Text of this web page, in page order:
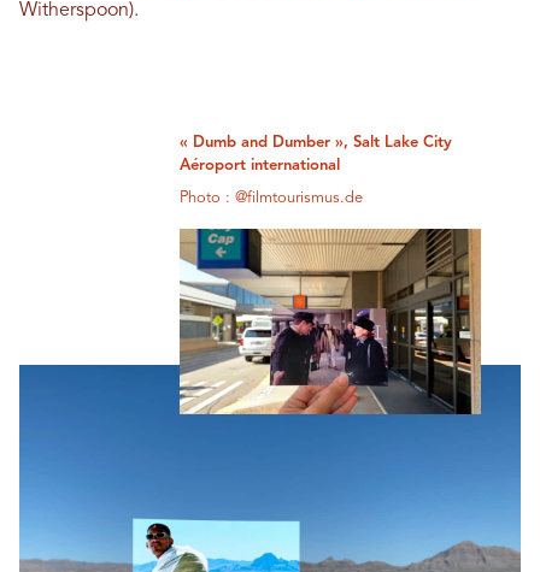
Witherspoon).
« Dumb and Dumber », Salt Lake City
Aéroport international
Photo : @filmtourismus.de